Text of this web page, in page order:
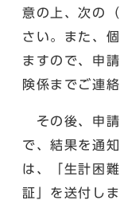
意の上、次の
さい。また、
ますので、申
険係までご連
その後、申請
で、結果を通
は、「生計困
証」を送付し